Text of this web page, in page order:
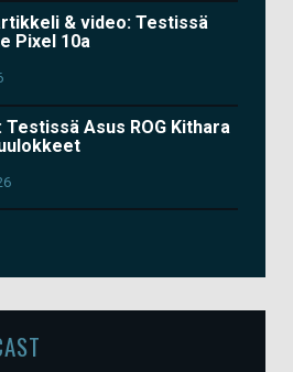
& video: Testissä
Pixel 10a
Testissä Asus ROG Kithara